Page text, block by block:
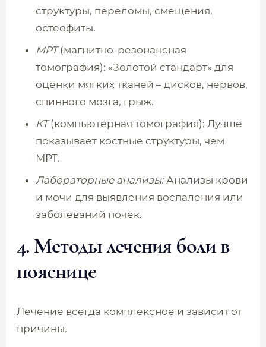
структуры, переломы, смещения,
остеофиты.
МРТ(магнитно-резонансная
томография): «Золотой стандарт» для
оценки мягких тканей – дисков, нервов,
спинного мозга, грыж.
КТ(компьютерная томография): Лучше
показывает костные структуры, чем
МРТ.
Лабораторные анализы:Анализы крови
и мочи для выявления воспаления или
заболеваний почек.
4. Методы лечения боли в
пояснице
Лечение всегда комплексное и зависит от
причины.